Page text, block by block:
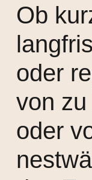
Ob
oder
von
oder